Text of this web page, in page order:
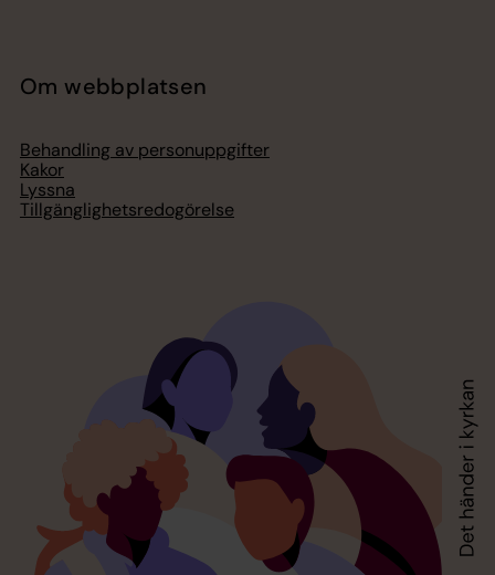
Om webbplatsen
Behandling av personuppgifter
Kakor
Lyssna
Tillgänglighetsredogörelse